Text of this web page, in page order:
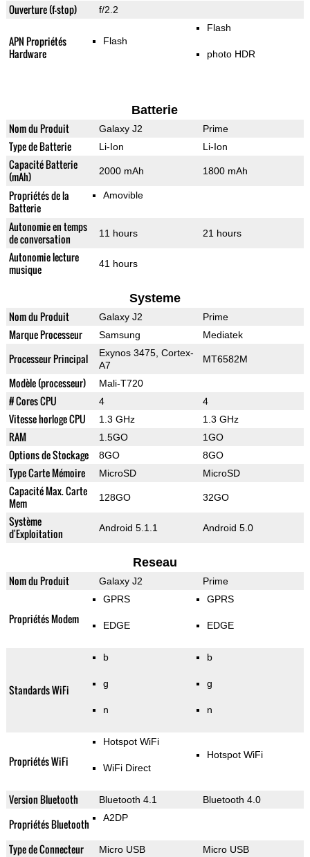
Ouverture (f-stop) f/2.2
APN Propriétés
Hardware
Flash
Flash
photo HDR
Batterie
Nom du Produit Galaxy J2 Prime
Type de Batterie Li-Ion Li-Ion
Capacité Batterie
(mAh)
2000 mAh 1800 mAh
Propriétés de la
Batterie
Amovible
Autonomie en temps
de conversation
11 hours 21 hours
Autonomie lecture
musique
41 hours
Systeme
Nom du Produit Galaxy J2 Prime
Marque Processeur Samsung Mediatek
Processeur Principal
Exynos 3475, Cortex-
A7
MT6582M
Modèle (processeur) Mali-T720
# Cores CPU 4 4
Vitesse horloge CPU 1.3 GHz 1.3 GHz
RAM 1.5GO 1GO
Options de Stockage 8GO 8GO
Type Carte Mémoire MicroSD MicroSD
Capacité Max. Carte
Mem
128GO 32GO
Système
d'Exploitation
Android 5.1.1 Android 5.0
Reseau
Nom du Produit Galaxy J2 Prime
Propriétés Modem
GPRS
EDGE
GPRS
EDGE
Standards WiFi
b
g
n
b
g
n
Propriétés WiFi
Hotspot WiFi
WiFi Direct
Hotspot WiFi
Version Bluetooth Bluetooth 4.1 Bluetooth 4.0
Propriétés Bluetooth A2DP
Type de Connecteur Micro USB Micro USB